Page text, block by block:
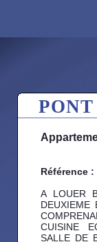
Référence :
A LOUER
DEUXIEME
CUISINE
SALLE DE